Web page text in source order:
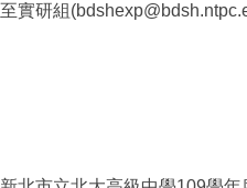
至實研組